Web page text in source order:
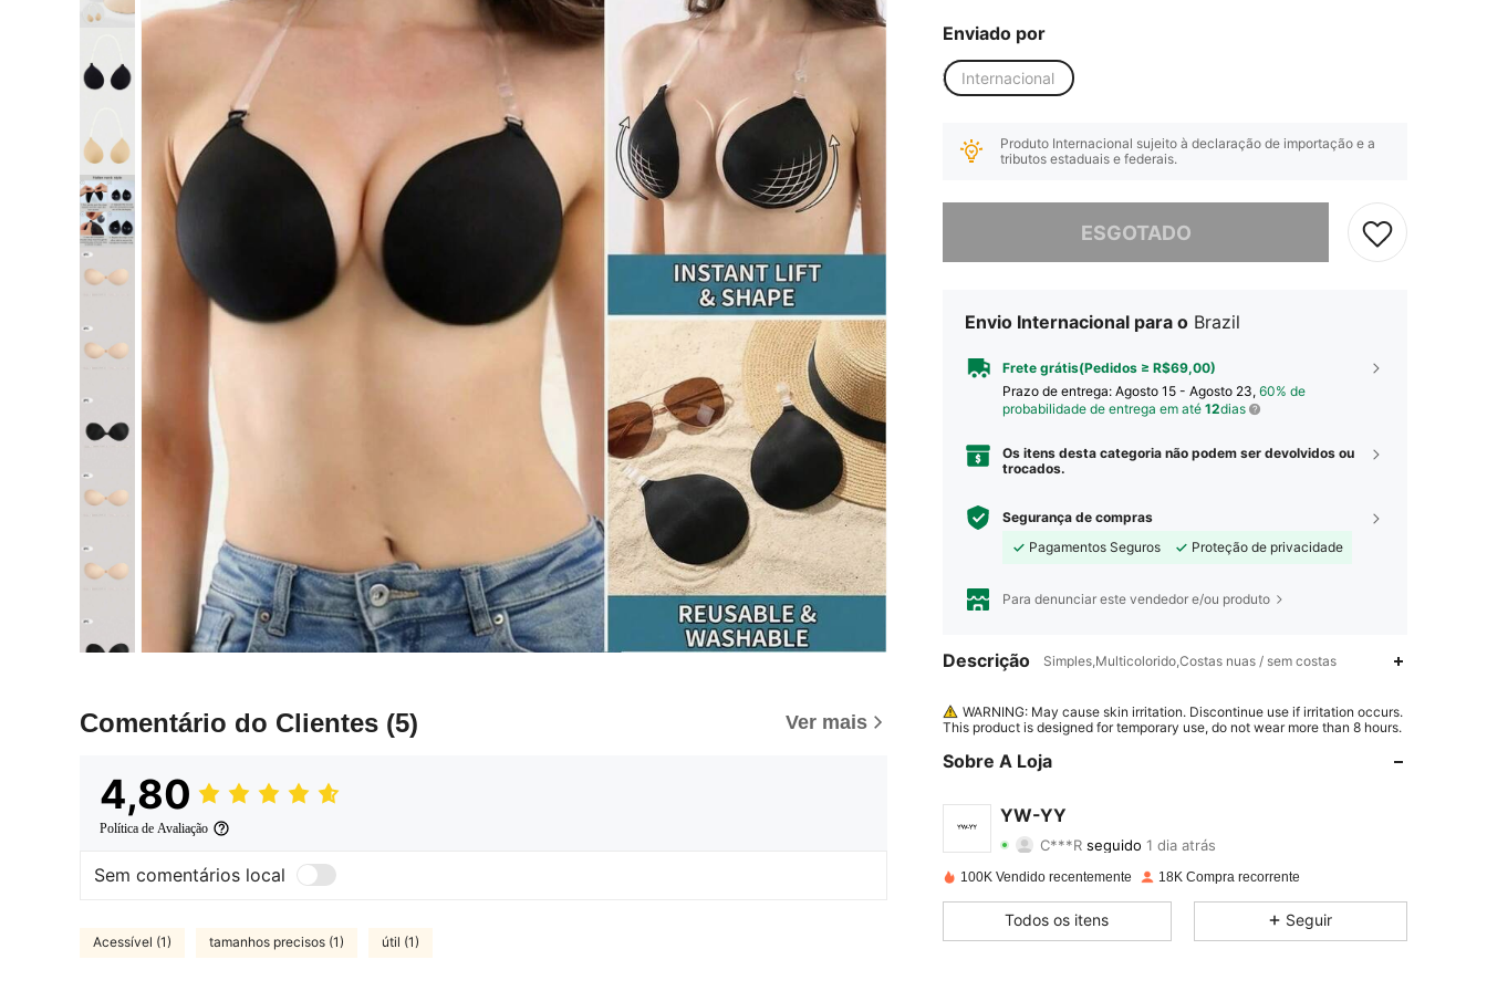
Comentário do Clientes (5) Ver mais
4,80
Política de Avaliação
Sem comentários local
Acessível (1) tamanhos precisos (1) útil (1)
Enviado por
Internacional
Produto Internacional sujeito à declaração de importação e a
tributos estaduais e federais.
ESGOTADO
Envio Internacional para o Brazil
Frete grátis(Pedidos ≥ R$69,00)
Prazo de entrega: Agosto 15 - Agosto 23, 60% de
probabilidade de entrega em até 12dias
Os itens desta categoria não podem ser devolvidos ou
trocados.
Segurança de compras
Pagamentos Seguros
Proteção de privacidade
Para denunciar este vendedor e/ou produto
Descrição Simples,Multicolorido,Costas nuas / sem costas
WARNING: May cause skin irritation. Discontinue use if irritation occurs.
This product is designed for temporary use, do not wear more than 8 hours.
Sobre A Loja
YW-YY
C***R
4,86 Classificação 67Itens 2K
4,86 67 2K
100K Vendido recentemente 18K Compra recorrente
Todos os itens Seguir